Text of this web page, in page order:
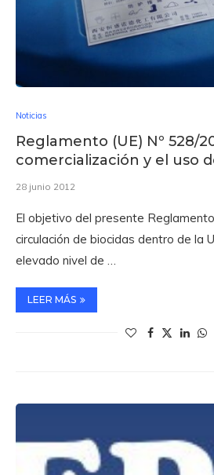
Noticias
Reglamento (UE) Nº 528/
comercialización y el uso
28 junio 2012
El objetivo del presente
circulación de biocidas dentro de la
elevado nivel de …
LEER MÁS